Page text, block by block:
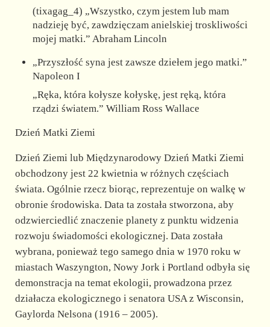
(tixagag_4) „Wszystko, czym jestem lub mam
nadzieję być, zawdzięczam anielskiej troskliwości
mojej matki.” Abraham Lincoln
„Przyszłość syna jest zawsze dziełem jego matki.”
Napoleon I
„Ręka, która kołysze kołyskę, jest ręką, która
rządzi światem.” William Ross Wallace
Dzień Matki Ziemi
Dzień Ziemi lub Międzynarodowy Dzień Matki Ziemi
obchodzony jest 22 kwietnia w różnych częściach
świata. Ogólnie rzecz biorąc, reprezentuje on walkę w
obronie środowiska. Data ta została stworzona, aby
odzwierciedlić znaczenie planety z punktu widzenia
rozwoju świadomości ekologicznej. Data została
wybrana, ponieważ tego samego dnia w 1970 roku w
miastach Waszyngton, Nowy Jork i Portland odbyła się
demonstracja na temat ekologii, prowadzona przez
działacza ekologicznego i senatora USA z Wisconsin,
Gaylorda Nelsona (1916 – 2005).